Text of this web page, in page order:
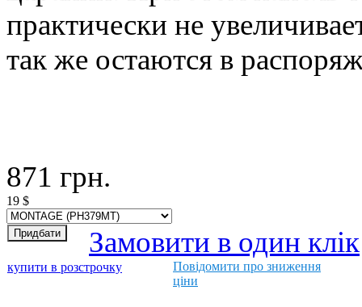
практически не
так же остаются в
871 грн.
19 $
Замовити в один клік
купити в розстрочку
Повідомити про зниження
ціни